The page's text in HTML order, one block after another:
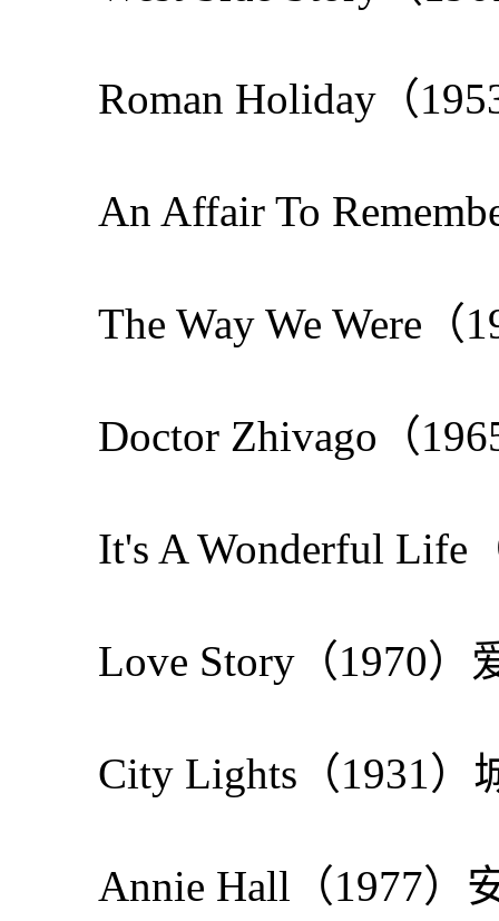
Roman Holiday（
An Affair To
The Way We Were（
Doctor Zhivago（
It's A Wonderful Life
Love Story（1970）
City Lights（1931）
Annie Hall（1977）